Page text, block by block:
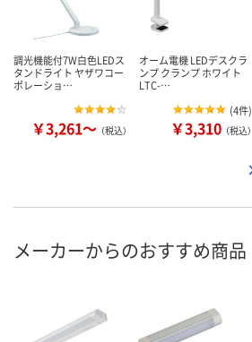
調光機能付7W白色LEDス
タンドライト ヤザワコー
ポレーショ…
￥3,261～ （税込）
オーム電機 LEDデスクラ
ンプ クランプ ホワイト
LTC-…
(4件)
￥3,310 （税込）
メーカーからのおすすめ商品